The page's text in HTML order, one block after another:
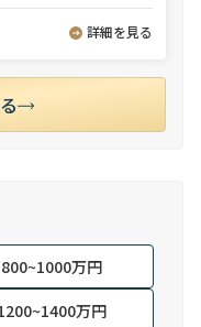
詳細を見る
800~1000万円
万円